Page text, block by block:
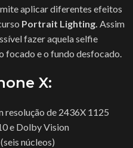
aplicar diferentes efeitos
Portrait Lighting. Assim
fazer aquela selfie
focado e o fundo desfocado.
X:
resolução de 2436X 1125
e Dolby Vision
núcleos)